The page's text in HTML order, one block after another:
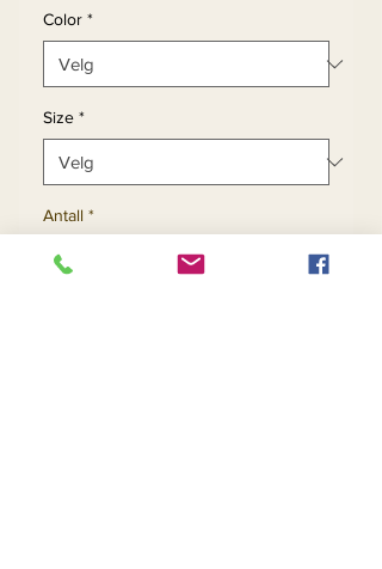
Color *
Size *
Antall *